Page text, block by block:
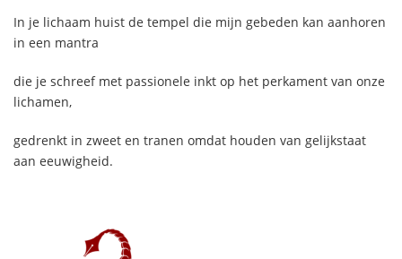
In je lichaam huist de tempel die mijn gebeden kan aanhoren
in een mantra
die je schreef met passionele inkt op het perkament van onze
lichamen,
gedrenkt in zweet en tranen omdat houden van gelijkstaat
aan eeuwigheid.